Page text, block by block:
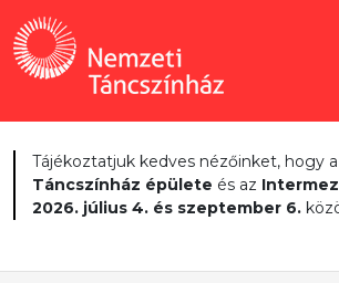
Tájékoztatjuk kedves nézőinket, hogy a
Táncszínház épülete és az
2026. július 4. és szeptember 6.